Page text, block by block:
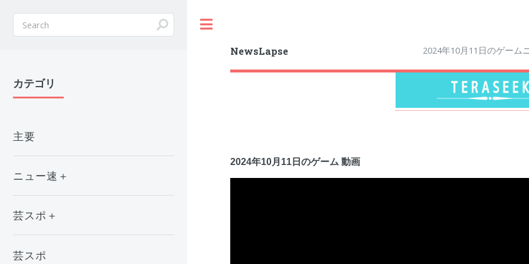
NewsLapse 2024年10月11日のゲーム
2024年10月11日のゲーム 動画
カテゴリ
主要
ニュー速＋
芸スポ＋
芸スポ